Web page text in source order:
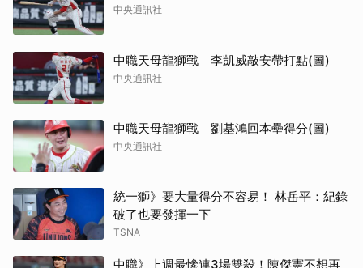
中央通訊社
中職天母龍獅戰 李凱威敲安帶打點(圖)
中央通訊社
中職天母龍獅戰 劉基鴻回本壘得分(圖)
中央通訊社
統一獅》要大量得分不容易！ 林岳平：紀錄
破了也要發揮一下
TSNA
中職》上週最慘連3場雙殺！陳傑憲不想再